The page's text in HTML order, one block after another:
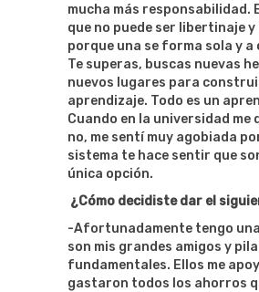
mucha más responsabilidad.
que no puede ser libertinaje y
porque una se forma sola y a
Te superas, buscas nuevas
nuevos lugares para
aprendizaje. Todo es un
Cuando en la universidad me
no, me sentí muy agobiada
sistema te hace sentir que
única opción.
¿Cómo decidiste dar el
-Afortunadamente tengo
son mis grandes amigos y
fundamentales. Ellos me
gastaron todos los ahorros